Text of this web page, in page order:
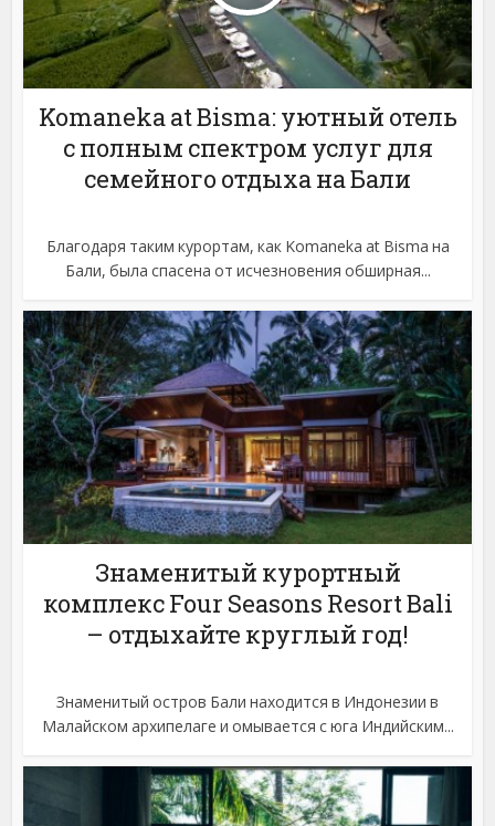
Komaneka at Bisma: уютный отель
с полным спектром услуг для
семейного отдыха на Бали
Благодаря таким курортам, как Komaneka at Bisma на
Бали, была спасена от исчезновения обширная...
Знаменитый курортный
комплекс Four Seasons Resort Bali
– отдыхайте круглый год!
Знаменитый остров Бали находится в Индонезии в
Малайском архипелаге и омывается с юга Индийским...